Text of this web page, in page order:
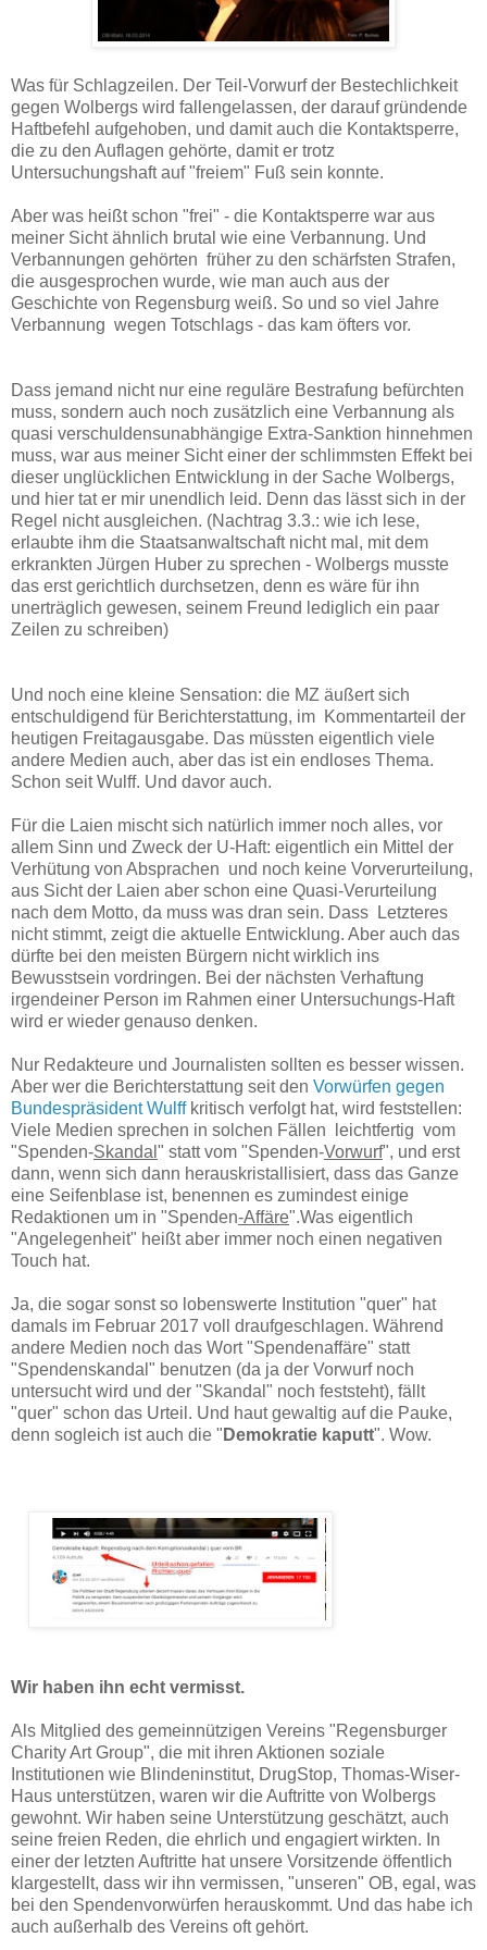
Was für Schlagzeilen. Der Teil-Vorwurf der Bestechlichkeit
gegen Wolbergs wird fallengelassen, der darauf gründende
Haftbefehl aufgehoben, und damit auch die Kontaktsperre,
die zu den Auflagen gehörte, damit er trotz
Untersuchungshaft auf "freiem" Fuß sein konnte.
Aber was heißt schon "frei" - die Kontaktsperre war aus
meiner Sicht ähnlich brutal wie eine Verbannung. Und
Verbannungen gehörten früher zu den schärfsten Strafen,
die ausgesprochen wurde, wie man auch aus der
Geschichte von Regensburg weiß. So und so viel Jahre
Verbannung wegen Totschlags - das kam öfters vor.
Dass jemand nicht nur eine reguläre Bestrafung befürchten
muss, sondern auch noch zusätzlich eine Verbannung als
quasi verschuldensunabhängige Extra-Sanktion hinnehmen
muss, war aus meiner Sicht einer der schlimmsten Effekt bei
dieser unglücklichen Entwicklung in der Sache Wolbergs,
und hier tat er mir unendlich leid. Denn das lässt sich in der
Regel nicht ausgleichen. (Nachtrag 3.3.: wie ich lese,
erlaubte ihm die Staatsanwaltschaft nicht mal, mit dem
erkrankten Jürgen Huber zu sprechen - Wolbergs musste
das erst gerichtlich durchsetzen, denn es wäre für ihn
unerträglich gewesen, seinem Freund lediglich ein paar
Zeilen zu schreiben)
Und noch eine kleine Sensation: die MZ äußert sich
entschuldigend für Berichterstattung, im Kommentarteil der
heutigen Freitagausgabe. Das müssten eigentlich viele
andere Medien auch, aber das ist ein endloses Thema.
Schon seit Wulff. Und davor auch.
Für die Laien mischt sich natürlich immer noch alles, vor
allem Sinn und Zweck der U-Haft: eigentlich ein Mittel der
Verhütung von Absprachen und noch keine Vorverurteilung,
aus Sicht der Laien aber schon eine Quasi-Verurteilung
nach dem Motto, da muss was dran sein. Dass Letzteres
nicht stimmt, zeigt die aktuelle Entwicklung. Aber auch das
dürfte bei den meisten Bürgern nicht wirklich ins
Bewusstsein vordringen. Bei der nächsten Verhaftung
irgendeiner Person im Rahmen einer Untersuchungs-Haft
wird er wieder genauso denken.
Nur Redakteure und Journalisten sollten es besser wissen.
Aber wer die Berichterstattung seit den Vorwürfen gegen
Bundespräsident Wulffkritisch verfolgt hat, wird feststellen:
Viele Medien sprechen in solchen Fällen leichtfertig vom
"Spenden-Skandal " statt vom "Spenden-Vorwurf", und erst
dann, wenn sich dann herauskristallisiert, dass das Ganze
eine Seifenblase ist, benennen es zumindest einige
Redaktionen um in "Spenden-Affäre".Was eigentlich
"Angelegenheit" heißt aber immer noch einen negativen
Touch hat.
Ja, die sogar sonst so lobenswerte Institution "quer" hat
damals im Februar 2017 voll draufgeschlagen. Während
andere Medien noch das Wort "Spendenaffäre" statt
"Spendenskandal" benutzen (da ja der Vorwurf noch
untersucht wird und der "Skandal" noch feststeht), fällt
"quer" schon das Urteil. Und haut gewaltig auf die Pauke,
denn sogleich ist auch die " Demokratie kaputt". Wow.
Wir haben ihn echt vermisst.
Als Mitglied des gemeinnützigen Vereins "Regensburger
Charity Art Group", die mit ihren Aktionen soziale
Institutionen wie Blindeninstitut, DrugStop, Thomas-Wiser-
Haus unterstützen, waren wir die Auftritte von Wolbergs
gewohnt. Wir haben seine Unterstützung geschätzt, auch
seine freien Reden, die ehrlich und engagiert wirkten. In
einer der letzten Auftritte hat unsere Vorsitzende öffentlich
klargestellt, dass wir ihn vermissen, "unseren" OB, egal, was
bei den Spendenvorwürfen herauskommt. Und das habe ich
auch außerhalb des Vereins oft gehört.